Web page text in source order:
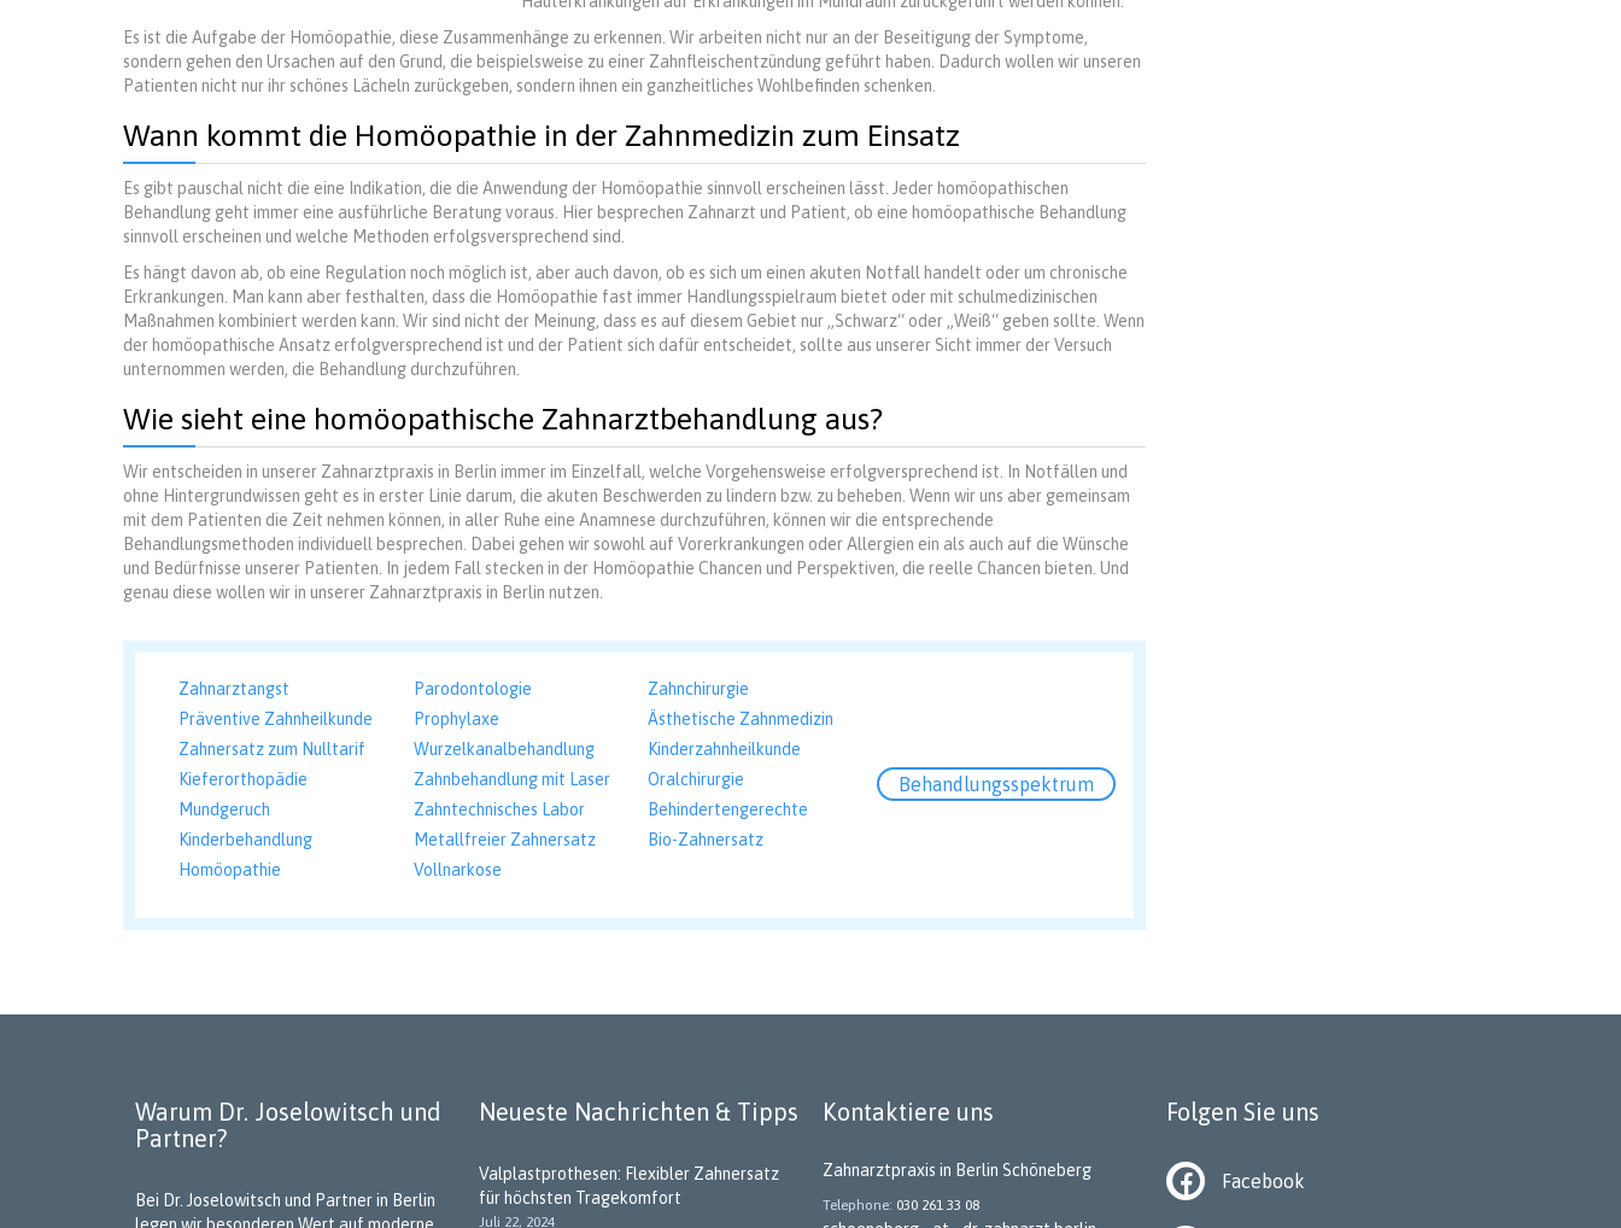
Es ist die Aufgabe der Homöopathie, diese Zusammenhänge zu erkennen. Wir arbeiten nicht nur an der Beseitigung der Symptome,
sondern gehen den Ursachen auf den Grund, die beispielsweise zu einer Zahnfleischentzündung geführt haben. Dadurch wollen wir unseren
Patienten nicht nur ihr schönes Lächeln zurückgeben, sondern ihnen ein ganzheitliches Wohlbefinden schenken.
Wann kommt die Homöopathie in der Zahnmedizin zum Einsatz
Es gibt pauschal nicht die eine Indikation, die die Anwendung der Homöopathie sinnvoll erscheinen lässt. Jeder homöopathischen
Behandlung geht immer eine ausführliche Beratung voraus. Hier besprechen Zahnarzt und Patient, ob eine homöopathische Behandlung
sinnvoll erscheinen und welche Methoden erfolgsversprechend sind.
Es hängt davon ab, ob eine Regulation noch möglich ist, aber auch davon, ob es sich um einen akuten Notfall handelt oder um chronische
Erkrankungen. Man kann aber festhalten, dass die Homöopathie fast immer Handlungsspielraum bietet oder mit schulmedizinischen
Maßnahmen kombiniert werden kann. Wir sind nicht der Meinung, dass es auf diesem Gebiet nur „Schwarz“ oder „Weiß“ geben sollte. Wenn
der homöopathische Ansatz erfolgversprechend ist und der Patient sich dafür entscheidet, sollte aus unserer Sicht immer der Versuch
unternommen werden, die Behandlung durchzuführen.
Wie sieht eine homöopathische Zahnarztbehandlung aus?
Wir entscheiden in unserer Zahnarztpraxis in Berlin immer im Einzelfall, welche Vorgehensweise erfolgversprechend ist. In Notfällen und
ohne Hintergrundwissen geht es in erster Linie darum, die akuten Beschwerden zu lindern bzw. zu beheben. Wenn wir uns aber gemeinsam
mit dem Patienten die Zeit nehmen können, in aller Ruhe eine Anamnese durchzuführen, können wir die entsprechende
Behandlungsmethoden individuell besprechen. Dabei gehen wir sowohl auf Vorerkrankungen oder Allergien ein als auch auf die Wünsche
und Bedürfnisse unserer Patienten. In jedem Fall stecken in der Homöopathie Chancen und Perspektiven, die reelle Chancen bieten. Und
genau diese wollen wir in unserer Zahnarztpraxis in Berlin nutzen.
Zahnarztangst Parodontologie
Zahnchirurgie
Präventive Zahnheilkunde
Prophylaxe
Ästhetische Zahnmedizin
Zahnersatz zum Nulltarif
Wurzelkanalbehandlung
Kinderzahnheilkunde
Kieferorthopädie
Zahnbehandlung mit Laser
Oralchirurgie
Mundgeruch
Zahntechnisches Labor
Behindertengerechte
Kinderbehandlung
Metallfreier Zahnersatz
Bio-Zahnersatz
Homöopathie
Vollnarkose
Behandlungsspektrum
Warum Dr. Joselowitsch und
Partner?
Bei Dr. Joselowitsch und Partner in Berlin
Neueste Nachrichten & Tipps
Valplastprothesen: Flexibler Zahnersatz
für höchsten Tragekomfort
Juli 22, 2024
Kontaktiere uns
Zahnarztpraxis in Berlin Schöneberg
Telephone 030 261 33 08
Folgen Sie uns
Facebook